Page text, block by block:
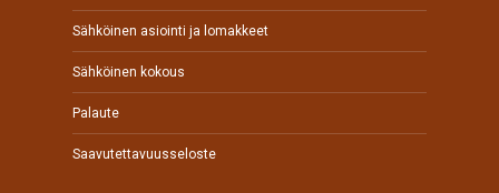
Sähköinen asiointi ja lomakkeet
Sähköinen kokous
Palaute
Saavutettavuusseloste